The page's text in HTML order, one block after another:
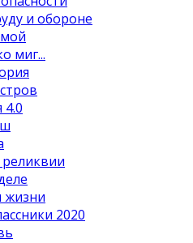
и обороне
миг...
4.0
жизни
2020